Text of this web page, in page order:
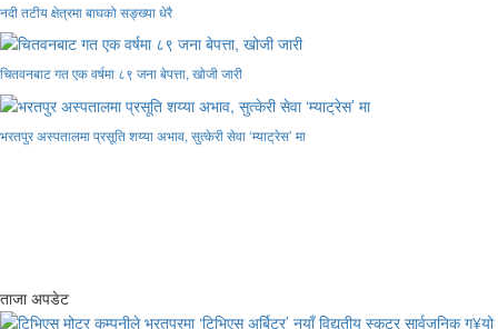
नदी तटीय क्षेत्रमा बाघको सङ्ख्या धेरै
चितवनबाट गत एक वर्षमा ८९ जना बेपत्ता, खोजी जारी
भरतपुर अस्पतालमा प्रसूति शय्या अभाव, सुत्केरी सेवा ‘म्याट्रेस’ मा
ताजा अपडेट